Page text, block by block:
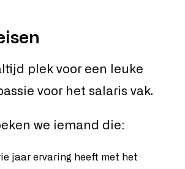
plek voor een leuke
voor het salaris vak.
we iemand die:
jaar ervaring heeft met het